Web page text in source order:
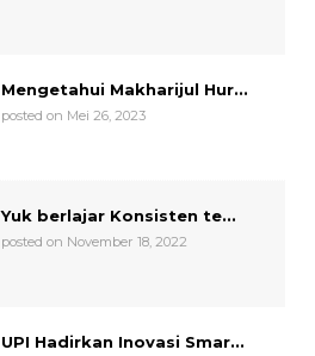
Mengetahui Makharijul Hur...
posted on Mei 26, 2023
Yuk berlajar Konsisten te...
posted on November 18, 2022
UPI Hadirkan Inovasi Smar...